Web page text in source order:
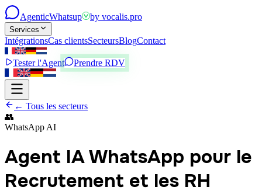
AgenticWhatsup by vocalis.pro
Services
IntégrationsCas clientsSecteursBlogContact
Tester l'Agent Prendre RDV
← Tous les secteurs
👥
WhatsApp AI
Agent IA WhatsApp pour le
Recrutement et les RH